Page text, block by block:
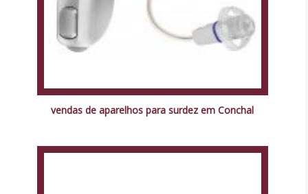
vendas de aparelhos para surdez em Conchal